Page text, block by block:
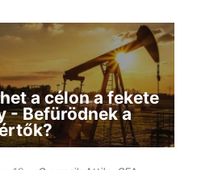
a célon a fekete
- Befürödnek a